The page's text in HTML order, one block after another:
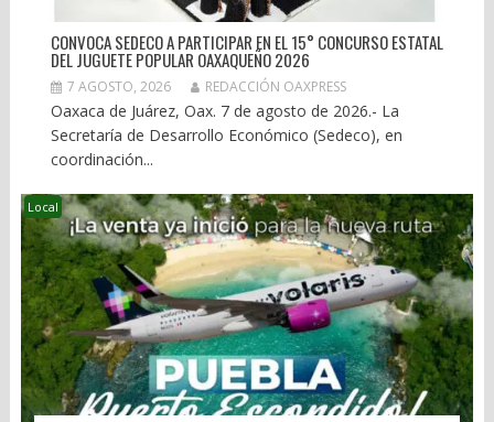
CONVOCA SEDECO A PARTICIPAR EN EL 15° CONCURSO ESTATAL
DEL JUGUETE POPULAR OAXAQUEÑO 2026
7 AGOSTO, 2026 REDACCIÓN OAXPRESS
Oaxaca de Juárez, Oax. 7 de agosto de 2026.- La
Secretaría de Desarrollo Económico (Sedeco), en
coordinación...
Local